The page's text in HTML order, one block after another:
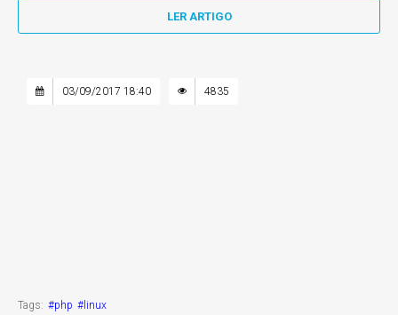
LER ARTIGO
03/09/2017 18:40 4835
Tags: #php #linux